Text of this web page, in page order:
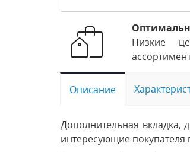
Низкие
Описание
Дополнительная вкладка,
интересующие покупателя